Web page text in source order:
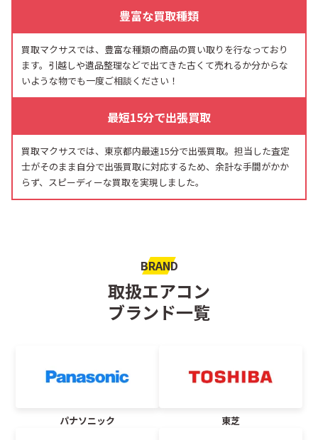
豊富な買取種類
買取マクサスでは、豊富な種類の商品の買い取りを行なっており
ます。引越しや遺品整理などで出てきた古くて売れるか分からな
いような物でも一度ご相談ください！
最短15分で出張買取
買取マクサスでは、東京都内最速15分で出張買取。担当した査定
士がそのまま自分で出張買取に対応するため、余計な手間がかか
らず、スピーディーな買取を実現しました。
BRAND
取扱エアコン
ブランド一覧
パナソニック 東芝